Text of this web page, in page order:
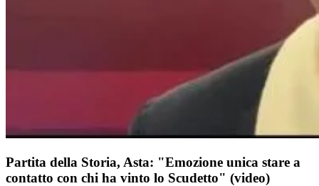
Partita della Storia, Asta: "Emozione unica stare a
contatto con chi ha vinto lo Scudetto" (video)